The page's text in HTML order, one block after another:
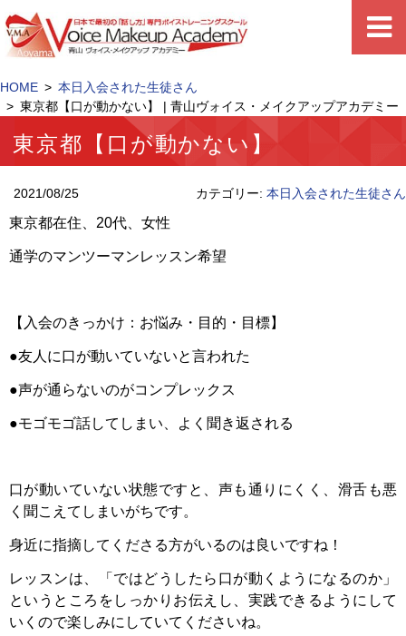
HOME
本日入会された生徒さん
東京都【口が動かない】 | 青山ヴォイス・メイクアップアカデミー
東京都【口が動かない】
2021/08/25 カテゴリー: 本日入会された生徒さん
東京都在住、 20代、女性
通学のマンツーマンレッスン希望
【入会のきっかけ：お悩み・目的・目標】
●友人に口が動いていないと言われた
●声が通らないのがコンプレックス
●モゴモゴ話してしまい、よく聞き返される
口が動いていない状態ですと、 声も通りにくく、滑舌も悪
く聞こえてしまいがちです。
身近に指摘してくださる方がいるのは良いですね！
レッスンは、「ではどうしたら口が動くようになるのか」
というところをしっかりお伝えし、実践できるようにして
いくので楽しみにしていてくださいね。